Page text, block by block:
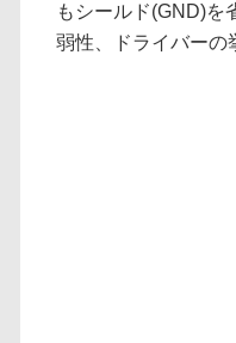
もシールド(GND)を
弱性、ドライバーの